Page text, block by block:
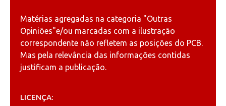
Matérias agregadas na categoria "Outras
Opiniões"e/ou marcadas com a ilustração
correspondente não refletem as posições do PCB.
Mas pela relevância das informações contidas
justificam a publicação.
LICENÇA: